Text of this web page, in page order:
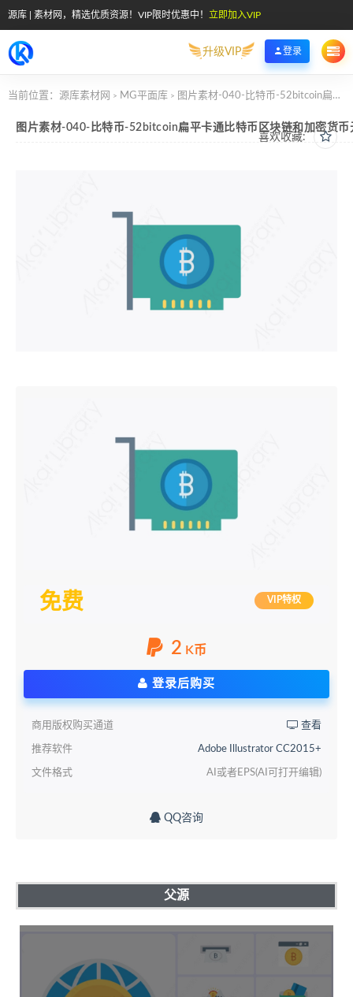
源库 | 素材网，精选优质资源！VIP限时优惠中！ 立即加入VIP
升级VIP 登录
当前位置： 源库素材网 > MG平面库 > 图片素材-040-比特币-52bitcoin扁平卡通比特币区块链和加密货币元素图标
喜欢收藏:
图片素材-040-比特币-52bitcoin扁平卡通比特币区块链和加密货币
免费 VIP特权
2 K币
登录后购买
商用版权购买通道 查看
推荐软件 Adobe Illustrator CC2015+
文件格式 AI或者EPS(AI可打开编辑)
QQ咨询
父源